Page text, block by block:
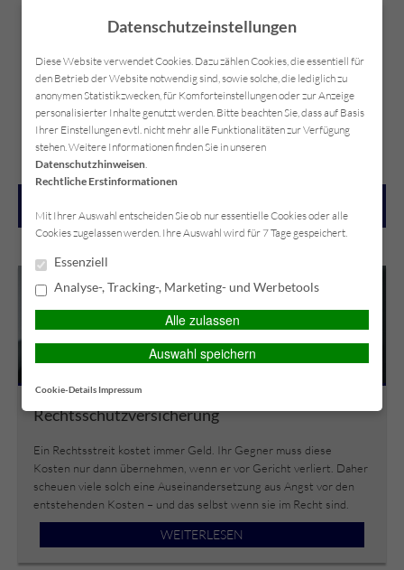
Kontakt Anfahrt Datenschutz Impressum KUNDEN-LOGIN
Rechtsschutzversicherung
Ein Rechtsstreit kostet immer Geld. Ihr Gegner muss diese
Kosten nur dann übernehmen, wenn er vor Gericht verliert. Daher
scheuen viele solch eine Auseinandersetzung aus Angst vor den
entstehenden Kosten – und das selbst wenn sie im Recht sind.
WEITERLESEN
Datenschutzeinstellungen
Diese Website verwendet Cookies. Dazu zählen Cookies, die essentiell für
den Betrieb der Website notwendig sind, sowie solche, die lediglich zu
anonymen Statistikzwecken, für Komforteinstellungen oder zur Anzeige
personalisierter Inhalte genutzt werden. Bitte beachten Sie, dass auf Basis
Ihrer Einstellungen evtl. nicht mehr alle Funktionalitäten zur Verfügung
stehen. Weitere Informationen finden Sie in unseren
Datenschutzhinweisen.
Rechtliche Erstinformationen
Mit Ihrer Auswahl entscheiden Sie ob nur essentielle Cookies oder alle
Cookies zugelassen werden. Ihre Auswahl wird für 7 Tage gespeichert.
Essenziell
Analyse-, Tracking-, Marketing- und Werbetools
Alle zulassen
Auswahl speichern
Cookie-Details Impressum